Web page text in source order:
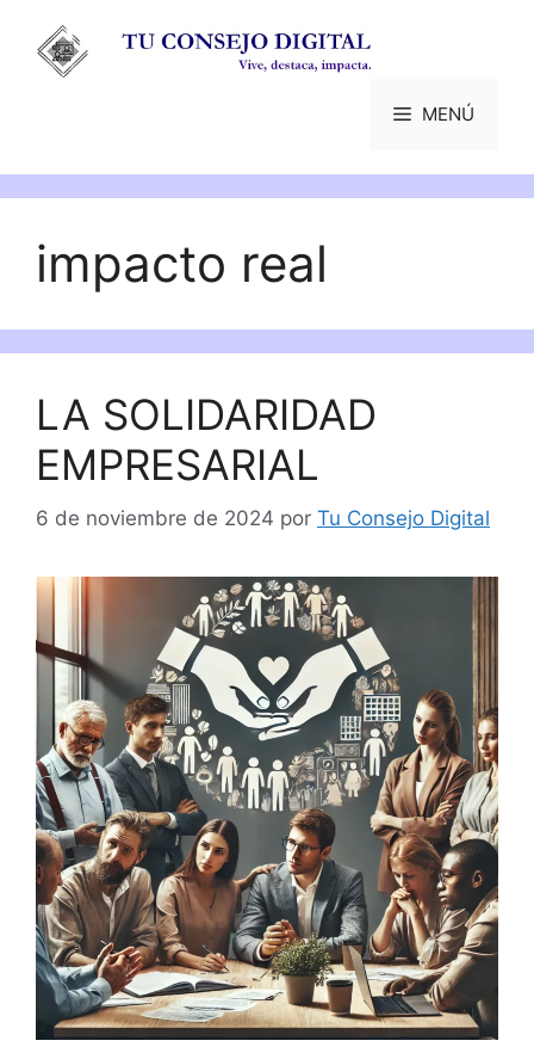
contenido
MENÚ
impacto real
LA SOLIDARIDAD
EMPRESARIAL
6 de noviembre de 2024 por Tu Consejo Digital